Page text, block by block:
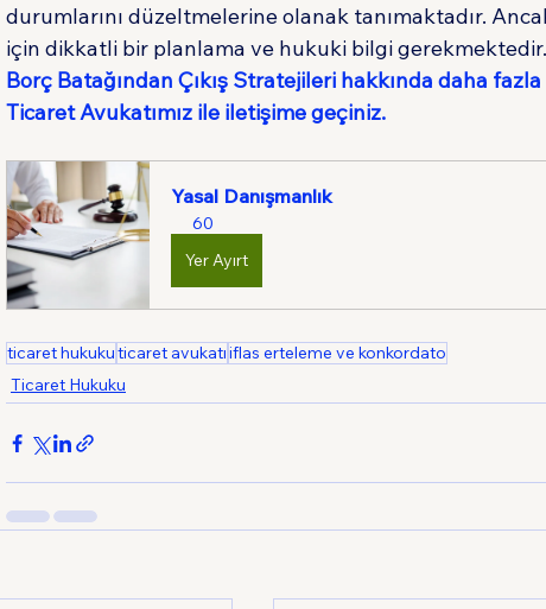
durumlarını düzeltmelerine olanak tanımaktadır.
için dikkatli bir planlama ve hukuki bilgi gerekmektedir.
Borç Batağından Çıkış Stratejileri hakkında daha
Ticaret Avukatımız ile iletişime geçiniz.
Yasal Danışmanlık
60
Yer Ayırt
ticaret hukukuticaret avukatıiflas erteleme ve konkordato
Ticaret Hukuku